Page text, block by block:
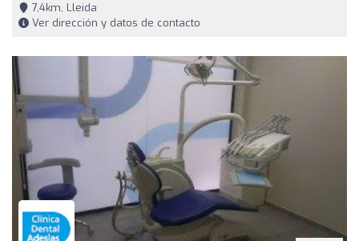
7,4km, Lleida
Ver dirección y datos de contacto